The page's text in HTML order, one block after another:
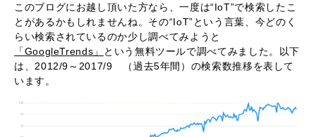
このブログにお越し頂いた方なら、一度は“IoT”で検索したこ
とがあるかもしれませんね。その“IoT”という言葉、今どのく
らい検索されているのか少し調べてみようと
「GoogleTrends」
という無料ツールで調べてみました。以下
は、2012/9～2017/9 （過去5年間）の検索数推移を表して
います。